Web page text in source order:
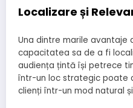
Localizare și
Una dintre marile avantaje
capacitatea sa de a fi
audiența țintă își petrece
într-un loc strategic poate
clienți într-un mod natural